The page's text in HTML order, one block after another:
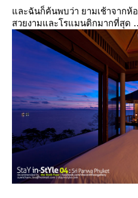
ละฉันก็ค้นพบว่า ยามเช้าจากห้
สวยงามและโรแมนติกมากที่สุ